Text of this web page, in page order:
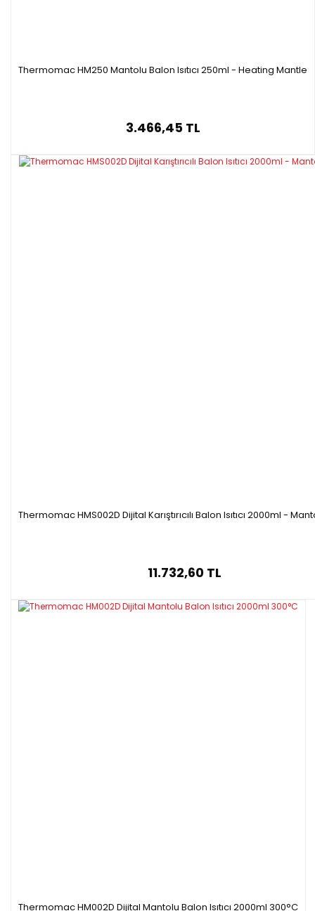
Thermomac HM250 Mantolu Balon Isıtıcı 250ml - Heating Mantle
3.466,45 TL
Thermomac HMS002D Dijital Karıştırıcılı Balon Isıtıcı 2000ml -
11.732,60 TL
Thermomac HM002D Dijital Mantolu Balon Isıtıcı 2000ml 300°C